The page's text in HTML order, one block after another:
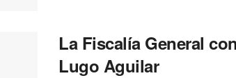
La Fiscalía General
Lugo Aguilar